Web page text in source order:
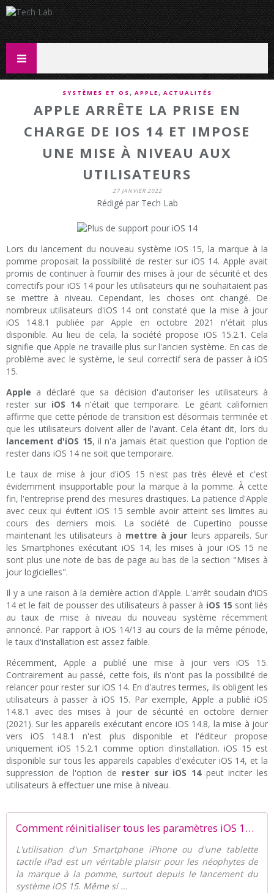
SYSTÈMES ET OS , APPLE , ACTUALITÉS
APPLE ARRÊTE LA PRISE EN
CHARGE DE IOS 14 ET IMPOSE
UNE MISE À NIVEAU AUX
UTILISATEURS
27 JANVIER 2022
Rédigé par Tech Lab
Lors du lancement du nouveau système iOS 15, la marque à la
pomme proposait la possibilité de rester sur iOS 14. Apple avait
promis de continuer à fournir des mises à jour de sécurité et des
correctifs pour iOS 14 pour les utilisateurs qui ne souhaitaient pas
se mettre à niveau. Cependant, les choses ont changé. De
nombreux utilisateurs d'iOS 14 ont constaté que la mise à jour
iOS 14.8.1 publiée par Apple en octobre 2021 n'était plus
disponible. Au lieu de cela, la société propose iOS 15.2.1. Cela
signifie que Apple ne travaille plus sur l'ancien système. En cas de
problème avec le système, le seul correctif sera de passer à iOS
15.
Apple a déclaré que sa décision d'autoriser les utilisateurs à
rester sur iOS 14n'était que temporaire. Le géant californien
affirme que cette période de transition est désormais terminée et
que les utilisateurs doivent aller de l'avant. Cela étant dit, lors du
lancement d'iOS 15, il n'a jamais était question que l'option de
rester dans iOS 14 ne soit que temporaire.
Le taux de mise à jour d'iOS 15 n'est pas très élevé et c'est
évidemment insupportable pour la marque à la pomme. À cette
fin, l'entreprise prend des mesures drastiques. La patience d'Apple
avec ceux qui évitent iOS 15 semble avoir atteint ses limites au
cours des derniers mois. La société de Cupertino pousse
maintenant les utilisateurs à mettre à jour leurs appareils. Sur
les Smartphones exécutant iOS 14, les mises à jour iOS 15 ne
sont plus une note de bas de page au bas de la section "Mises à
jour logicielles".
Il y a une raison à la dernière action d'Apple. L'arrêt soudain d'iOS
14 et le fait de pousser des utilisateurs à passer à iOS 15 sont liés
au taux de mise à niveau du nouveau système récemment
annoncé. Par rapport à iOS 14/13 au cours de la même période,
le taux d'installation est assez faible.
Récemment, Apple a publié une mise à jour vers iOS 15.
Contrairement au passé, cette fois, ils n'ont pas la possibilité de
relancer pour rester sur iOS 14. En d'autres termes, ils obligent les
utilisateurs à passer à iOS 15. Par exemple, Apple a publié iOS
14.8.1 avec des mises à jour de sécurité en octobre dernier
(2021). Sur les appareils exécutant encore iOS 14.8, la mise à jour
vers iOS 14.8.1 n'est plus disponible et l'éditeur propose
uniquement iOS 15.2.1 comme option d'installation. iOS 15 est
disponible sur tous les appareils capables d'exécuter iOS 14, et la
suppression de l'option de rester sur iOS 14peut inciter les
utilisateurs à effectuer une mise à niveau.
Comment réinitialiser tous les paramètres iOS 15 ? - Pourquoi et Comment
L'utilisation d'un Smartphone iPhone ou d'une tablette
tactile iPad est un véritable plaisir pour les néophytes de
la marque à la pomme, surtout depuis le lancement du
système iOS 15. Même si ...